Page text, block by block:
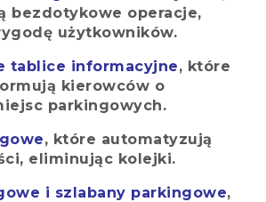
bezdotykowe operacje,
użytkowników.
tablice informacyjne, które
kierowców o
parkingowych.
, które automatyzują
eliminując kolejki.
i szlabany parkingowe,